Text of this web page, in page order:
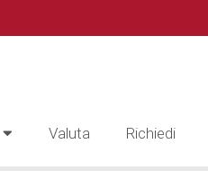
Valuta Richiedi